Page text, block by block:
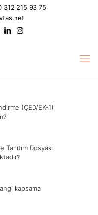
312 215 93 75
(ÇED/EK-1)
Dosyası
kapsama